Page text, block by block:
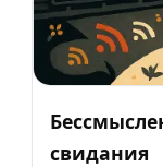
свидания